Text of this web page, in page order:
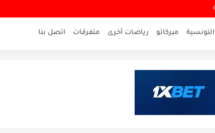
ميركاتو رياضات أخرى متفرقات اتصل بنا